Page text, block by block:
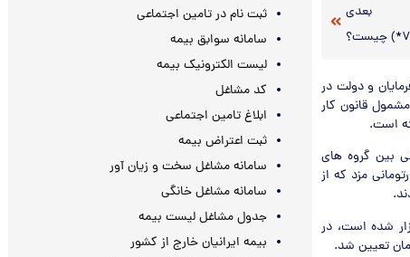
بعدی
و دولت در
دستمزد سال آینده ۱۱.۵ میلیون کارگر و مشمول قانون کار
بین گروه های
نهایت ۳ گروه بر سر رقم ۴۸۷ هزار و ۱۲۵ تومان هزارتومانی مزد که از
شده است، در
ثبت نام در تامین اجتماعی
سامانه سوابق بیمه
لیست الکترونیک بیمه
کد مشاغل
ابلاغ تامین اجتماعی
ثبت اعتراض بیمه
سامانه مشاغل سخت و زیان آور
سامانه مشاغل خانگی
جدول مشاغل لیست بیمه
بیمه ایرانیان خارج از کشور